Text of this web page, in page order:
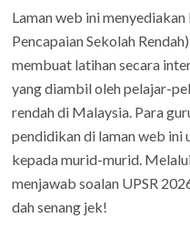
Laman web ini
Pencapaian Sekolah
membuat latihan secara
yang diambil oleh pelajar-
rendah di Malaysia. Para
pendidikan di laman web
kepada murid-murid.
menjawab soalan UPSR
dah senang jek!